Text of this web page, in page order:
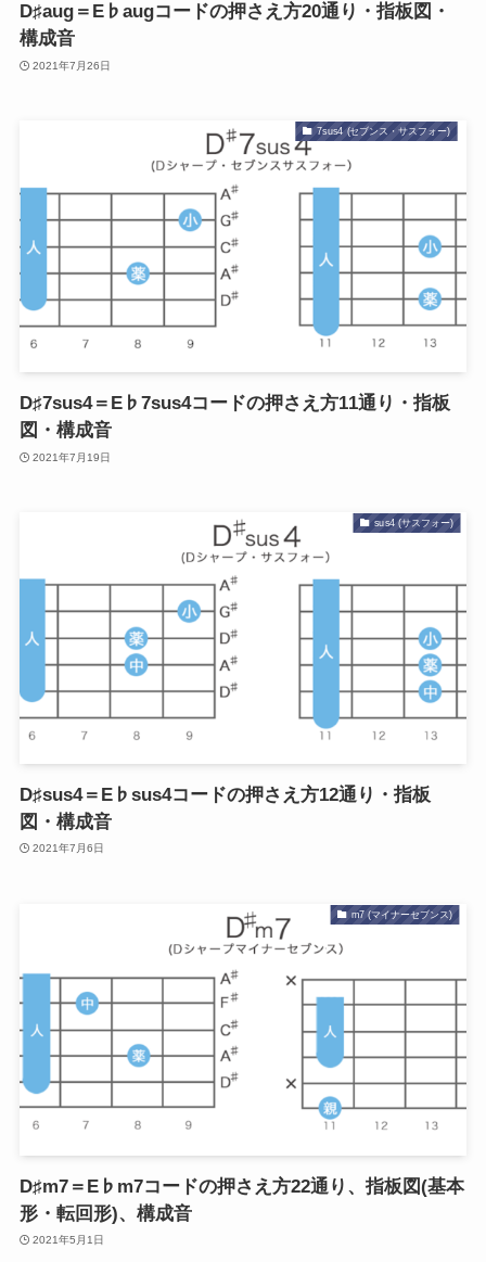
D♯aug＝E♭augコードの押さえ方20通り・指板図・
構成音
2021年7月26日
7sus4 (セブンス・サスフォー)
D♯7sus4＝E♭7sus4コードの押さえ方11通り・指板
図・構成音
2021年7月19日
sus4 (サスフォー)
D♯sus4＝E♭sus4コードの押さえ方12通り・指板
図・構成音
2021年7月6日
m7 (マイナーセブンス)
D♯m7＝E♭m7コードの押さえ方22通り、指板図(基本
形・転回形)、構成音
2021年5月1日